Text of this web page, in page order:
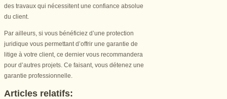
des travaux qui nécessitent une confiance absolue
du client.
Par ailleurs, si vous bénéficiez d’une protection
juridique vous permettant d’offrir une garantie de
litige à votre client, ce dernier vous recommandera
pour d’autres projets. Ce faisant, vous détenez une
garantie professionnelle.
Articles relatifs: